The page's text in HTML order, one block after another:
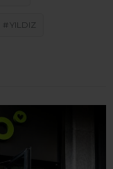
YILDIZ